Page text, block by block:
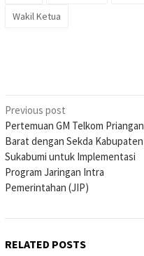
Wakil Ketua
Post
navigation
Previous post
Pertemuan GM Telkom Priangan
Barat dengan Sekda Kabupaten
Sukabumi untuk Implementasi
Program Jaringan Intra
Pemerintahan (JIP)
RELATED POSTS